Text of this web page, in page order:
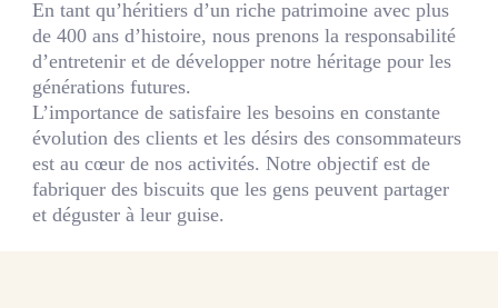
En tant qu’héritiers d’un riche patrimoine avec plus
de 400 ans d’histoire, nous prenons la responsabilité
d’entretenir et de développer notre héritage pour les
générations futures.
L’importance de satisfaire les besoins en constante
évolution des clients et les désirs des consommateurs
est au cœur de nos activités. Notre objectif est de
fabriquer des biscuits que les gens peuvent partager
et déguster à leur guise.